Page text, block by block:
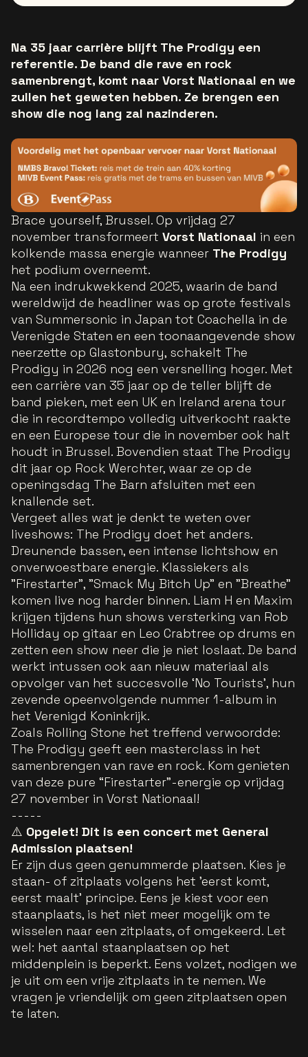
Na 35 jaar carrière blijft The Prodigy een
referentie. De band die rave en rock
samenbrengt, komt naar Vorst Nationaal en we
zullen het geweten hebben. Ze brengen een
show die nog lang zal nazinderen.
Brace yourself, Brussel. Op vrijdag 27
november transformeert Vorst Nationaal in een
kolkende massa energie wanneer The Prodigy
het podium overneemt.
Na een indrukwekkend 2025, waarin de band
wereldwijd de headliner was op grote festivals
van Summersonic in Japan tot Coachella in de
Verenigde Staten en een toonaangevende show
neerzette op Glastonbury, schakelt The
Prodigy in 2026 nog een versnelling hoger. Met
een carrière van 35 jaar op de teller blijft de
band pieken, met een UK en Ireland arena tour
die in recordtempo volledig uitverkocht raakte
en een Europese tour die in november ook halt
houdt in Brussel. Bovendien staat The Prodigy
dit jaar op Rock Werchter, waar ze op de
openingsdag The Barn afsluiten met een
knallende set.
Vergeet alles wat je denkt te weten over
liveshows: The Prodigy doet het anders.
Dreunende bassen, een intense lichtshow en
onverwoestbare energie. Klassiekers als
"Firestarter", "Smack My Bitch Up" en "Breathe"
komen live nog harder binnen. Liam H en Maxim
krijgen tijdens hun shows versterking van Rob
Holliday op gitaar en Leo Crabtree op drums en
zetten een show neer die je niet loslaat. De band
werkt intussen ook aan nieuw materiaal als
opvolger van het succesvolle ‘No Tourists’, hun
zevende opeenvolgende nummer 1-album in
het Verenigd Koninkrijk.
Zoals Rolling Stone het treffend verwoordde:
The Prodigy geeft een masterclass in het
samenbrengen van rave en rock. Kom genieten
van deze pure “Firestarter”-energie op vrijdag
27 november in Vorst Nationaal!
-----
⚠️ Opgelet! Dit is een concert met General
Admission plaatsen!
Er zijn dus geen genummerde plaatsen. Kies je
staan- of zitplaats volgens het 'eerst komt,
eerst maalt' principe. Eens je kiest voor een
staanplaats, is het niet meer mogelijk om te
wisselen naar een zitplaats, of omgekeerd. Let
wel: het aantal staanplaatsen op het
middenplein is beperkt. Eens volzet, nodigen we
je uit om een vrije zitplaats in te nemen. We
vragen je vriendelijk om geen zitplaatsen open
te laten.